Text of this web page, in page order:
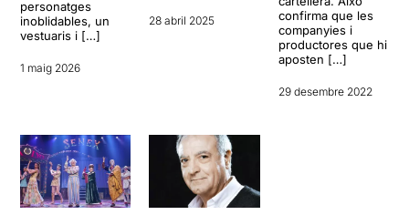
personatges
inoblidables, un
vestuaris i […]
1 maig 2026
28 abril 2025
confirma que les
companyies i
productores que hi
aposten […]
29 desembre 2022